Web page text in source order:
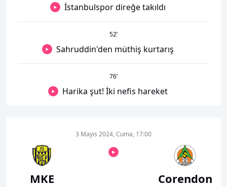
İstanbulspor direğe takıldı
52’
Sahruddin'den müthiş kurtarış
76’
Harika şut! İki nefis hareket
MKE
3 Mayıs 2024, Cuma, 17:00
Corendon